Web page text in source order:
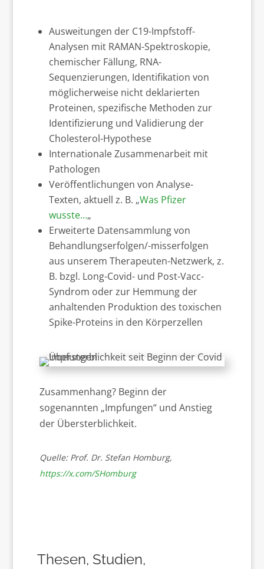
Ausweitungen der C19-Impfstoff-
Analysen mit RAMAN-Spektroskopie,
chemischer Fällung, RNA-
Sequenzierungen, Identifikation von
möglicherweise nicht deklarierten
Proteinen, spezifische Methoden zur
Identifizierung und Validierung der
Cholesterol-Hypothese
Internationale Zusammenarbeit mit
Pathologen
Veröffentlichungen von Analyse-
Texten, aktuell z. B. „Was Pfizer
wusste…„
Erweiterte Datensammlung von
Behandlungserfolgen/-misserfolgen
aus unserem Therapeuten-Netzwerk, z.
B. bzgl. Long-Covid- und Post-Vacc-
Syndrom oder zur Hemmung der
anhaltenden Produktion des toxischen
Spike-Proteins in den Körperzellen
Zusammenhang? Beginn der
sogenannten „Impfungen“ und Anstieg
der Übersterblichkeit.
Quelle: Prof. Dr. Stefan Homburg,
https://x.com/SHomburg
Thesen, Studien,